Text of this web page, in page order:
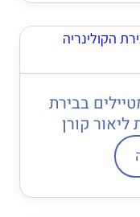
בבירת
קורן